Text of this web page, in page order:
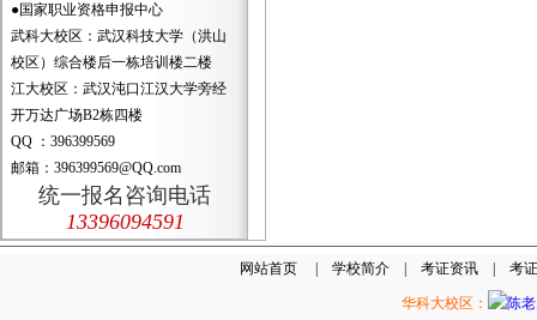
●国家职业资格申报中心
武科大校区：武汉科技大学（洪山
校区）综合楼后一栋培训楼二楼
江大校区：武汉沌口江汉大学旁经
开万达广场B2栋四楼
QQ ：396399569
邮箱：396399569@QQ.com
统一报名咨询电话
13396094591
网站首页| 学校简介| 考证资讯| 考
华科大校区：